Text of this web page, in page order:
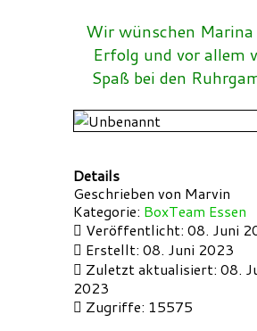
Wir wünschen Marina
Erfolg und vor allem
Spaß bei den
Details
Geschrieben von Marvin
Kategorie: BoxTeam Essen
Veröffentlicht: 08. Juni
Erstellt: 08. Juni 2023
Zuletzt aktualisiert: 08.
2023
Zugriffe: 15575